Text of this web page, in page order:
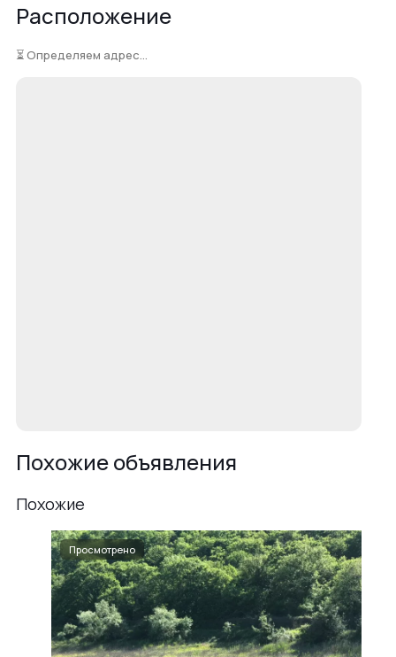
Расположение
⏳ Определяем адрес...
Похожие объявления
Похожие